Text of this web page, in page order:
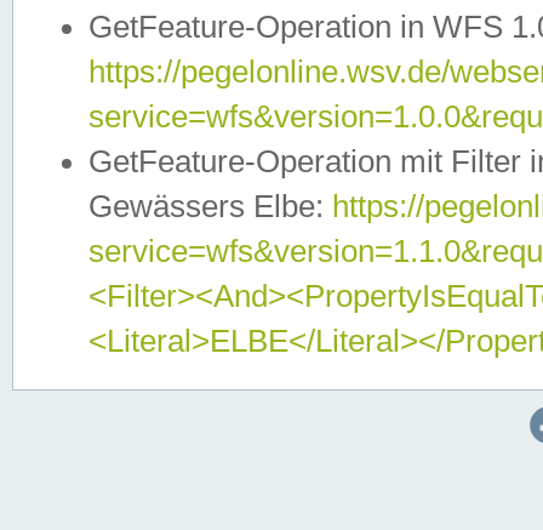
GetFeature-Operation in WFS
https://pegelonline.wsv.de/
GetFeature-Operation mit Filter
Gewässers Elbe: https://
<Literal>ELBE</Literal></